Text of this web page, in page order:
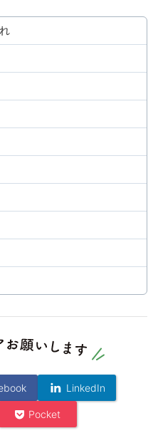
LinkedIn
Pocket